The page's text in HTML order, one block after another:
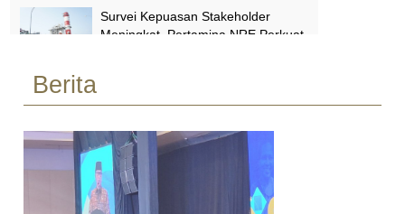
Survei Kepuasan Stakeholder
Meningkat, Pertamina NRE Perkuat
Pimpinan Komisi X Minta Makalah
MBG yang Catut Prabowo Diusut
08-07
Berita